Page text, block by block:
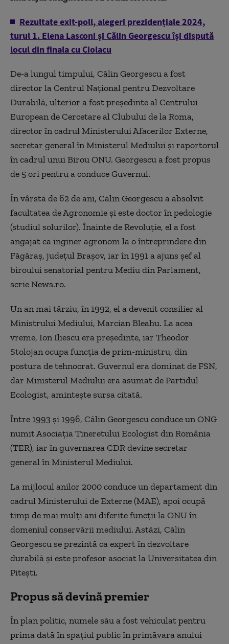
Rezultate exit-poll, alegeri prezidențiale 2024,
turul 1. Elena Lasconi și Călin Georgescu își dispută
locul din finala cu Ciolacu
De-a lungul timpului, Călin Georgescu a fost
director la Centrul Național pentru Dezvoltare
Durabilă, ulterior a fost președinte al Centrului
European de Cercetare al Clubului de la Roma,
director în cadrul Ministerului Afacerilor Externe,
secretar general în Ministerul Mediului și raportorul
în cadrul unui Birou ONU. Georgescu a fost propus
de 5 ori pentru a conduce Guvernul.
În vârstă de 62 de ani, Călin Georgescu a absolvit
facultatea de Agronomie şi este doctor în pedologie
(studiul solurilor). Înainte de Revoluție, el a fost
angajat ca inginer agronom la o întreprindere din
Făgăraş, judeţul Braşov, iar în 1991 a ajuns șef al
biroului senatorial pentru Mediu din Parlament,
scrie News.ro.
Un an mai târziu, în 1992, el a devenit consilier al
Ministrului Mediului, Marcian Bleahu. La acea
vreme, Ion Iliescu era preşedinte, iar Theodor
Stolojan ocupa funcţia de prim-ministru, din
postura de tehnocrat. Guvernul era dominat de FSN,
dar Ministerul Mediului era asumat de Partidul
Ecologist, amintește sursa citată.
Între 1993 şi 1996, Călin Georgescu conduce un ONG
numit Asociaţia Tineretului Ecologist din România
(TER), iar în guvernarea CDR devine secretar
general în Ministerul Mediului.
La mijlocul anilor 2000 conduce un departament din
cadrul Ministerului de Externe (MAE), apoi ocupă
timp de mai mulţi ani diferite funcţii la ONU în
domeniul conservării mediului. Astăzi, Călin
Georgescu se prezintă ca expert în dezvoltare
durabilă şi este profesor asociat la Universitatea din
Piteşti.
Propus să devină premier
În plan politic, numele său a fost vehiculat pentru
prima dată în spaţiul public în primăvara anului